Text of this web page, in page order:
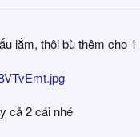
lắm, thôi bù thêm cho
cả 2 cái nhé